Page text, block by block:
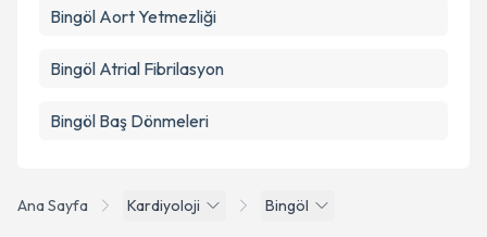
Ana Sayfa Kardiyoloji Bingöl
Bingöl Aort Yetmezliği
Bingöl Atrial Fibrilasyon
Bingöl Baş Dönmeleri